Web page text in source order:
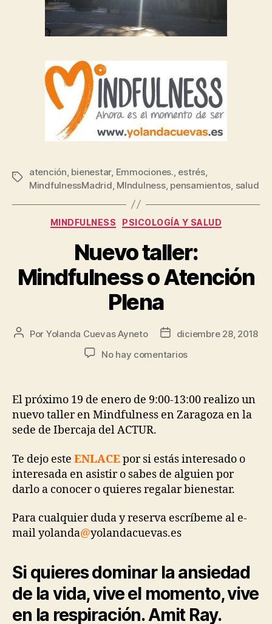
atención, bienestar, Emmociones., estrés,
MindfulnessMadrid, MIndulness, pensamientos, salud
MINDFULNESS PSICOLOGÍA Y SALUD
Nuevo taller:
Mindfulness o Atención
Plena
Por Yolanda Cuevas Ayneto
diciembre 28, 2018
No hay comentarios
El próximo 19 de enero de 9:00-13:00 realizo un
nuevo taller en Mindfulness en Zaragoza en la
sede de Ibercaja del ACTUR.
Te dejo este ENLACEpor si estás interesado o
interesada en asistir o sabes de alguien por
darlo a conocer o quieres regalar bienestar.
Para cualquier duda y reserva escríbeme al e-
mail yolanda@yolandacuevas.es
Si quieres dominar la ansiedad
de la vida, vive el momento, vive
en la respiración. Amit Ray.